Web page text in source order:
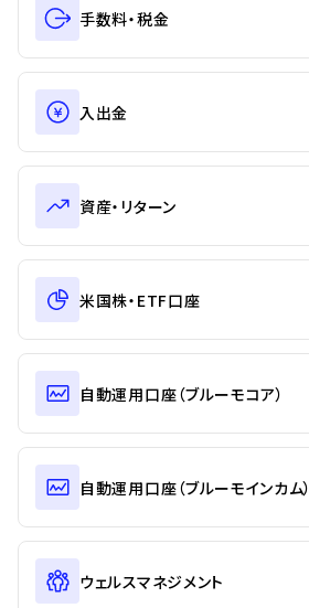
手数料・税金
入出金
資産・リターン
米国株・ETF口座
自動運用口座（ブルーモコア）
自動運用口座（ブルーモインカム）
ウェルスマネジメント